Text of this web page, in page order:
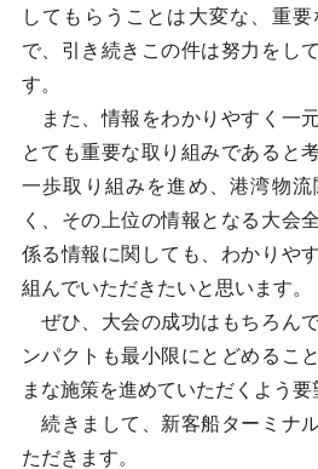
してもらうことは大変な、重
で、引き続きこの件は努力をし
す。
また、情報をわかりやすく一
とても重要な取り組みであると
一歩取り組みを進め、港湾物
く、その上位の情報となる大会
係る情報に関しても、わかりや
組んでいただきたいと思います。
ぜひ、大会の成功はもちろん
ンパクトも最小限にとどめるこ
まな施策を進めていただくよう要
続きまして、新客船ターミナ
ただきます。